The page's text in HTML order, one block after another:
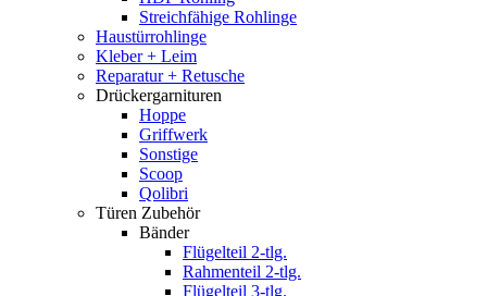
Streichfähige Rohlinge
Haustürrohlinge
Kleber + Leim
Reparatur + Retusche
Drückergarnituren
Hoppe
Griffwerk
Sonstige
Scoop
Qolibri
Türen Zubehör
Bänder
Flügelteil 2-tlg.
Rahmenteil 2-tlg.
Flügelteil 3-tlg.